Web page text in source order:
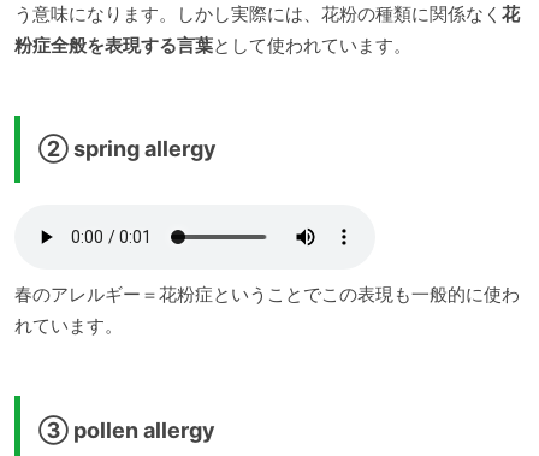
う意味になります。しかし実際には、花粉の種類に関係なく 花
粉症全般を表現する言葉として使われています。
② spring allergy
春のアレルギー＝花粉症ということでこの表現も一般的に使わ
れています。
③ pollen allergy